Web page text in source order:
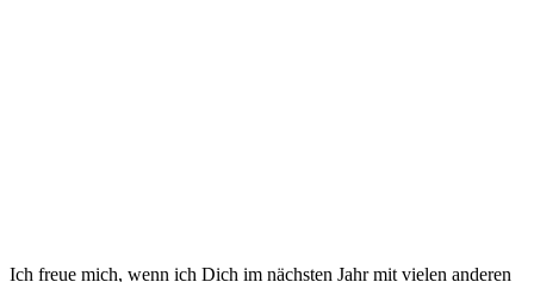
Ich freue mich, wenn ich Dich im nächsten Jahr mit vielen anderen